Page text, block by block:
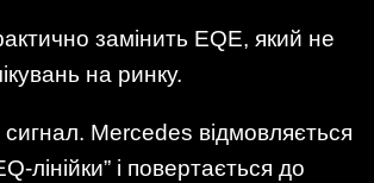
замінить EQE, який не
на ринку.
Mercedes відмовляється
лінійки” і повертається до